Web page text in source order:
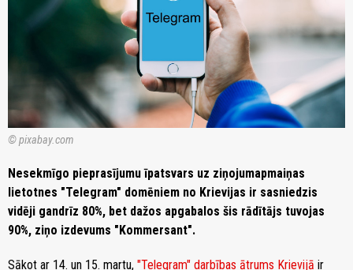
© pixabay.com
Nesekmīgo pieprasījumu īpatsvars uz ziņojumapmaiņas
lietotnes "Telegram" domēniem no Krievijas ir sasniedzis
vidēji gandrīz 80%, bet dažos apgabalos šis rādītājs tuvojas
90%, ziņo izdevums "Kommersant".
Sākot ar 14. un 15. martu, "Telegram" darbības ātrums Krievijā ir